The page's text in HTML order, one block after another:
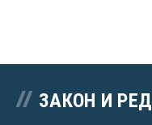
ЗАКОН И РЕД